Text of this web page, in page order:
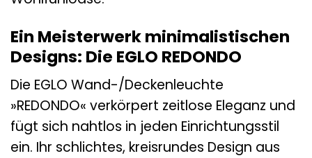
Ein Meisterwerk minimalistischen
Designs: Die EGLO REDONDO
Die EGLO Wand-/Deckenleuchte
»REDONDO« verkörpert zeitlose Eleganz und
fügt sich nahtlos in jeden Einrichtungsstil
ein. Ihr schlichtes, kreisrundes Design aus